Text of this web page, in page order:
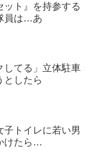
ット』を持参する
員は…あ
してる」立体駐車
としたら
子トイレに若い男
けたら…